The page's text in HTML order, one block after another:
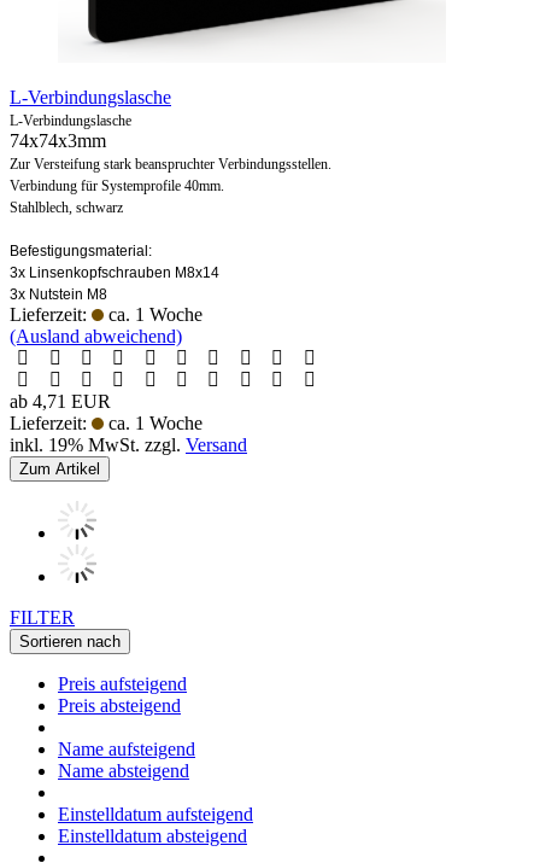
L-Verbindungslasche
L-Verbindungslasche
74x74x3mm
Zur Versteifung stark beanspruchter Verbindungsstellen.
Verbindung für Systemprofile 40mm.
Stahlblech, schwarz
Befestigungsmaterial:
3x Linsenkopfschrauben M8x14
3x Nutstein M8
Lieferzeit:
ca. 1 Woche
(Ausland abweichend)
ab 4,71 EUR
Lieferzeit:
ca. 1 Woche
inkl. 19% MwSt. zzgl. Versand
Zum Artikel
FILTER
Sortieren nach
Preis aufsteigend
Preis absteigend
Name aufsteigend
Name absteigend
Einstelldatum aufsteigend
Einstelldatum absteigend